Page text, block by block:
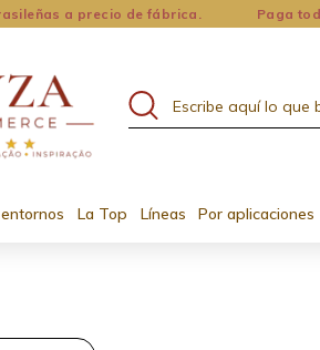
a precio de fábrica. Paga
La Top Líneas Por aplicaciones